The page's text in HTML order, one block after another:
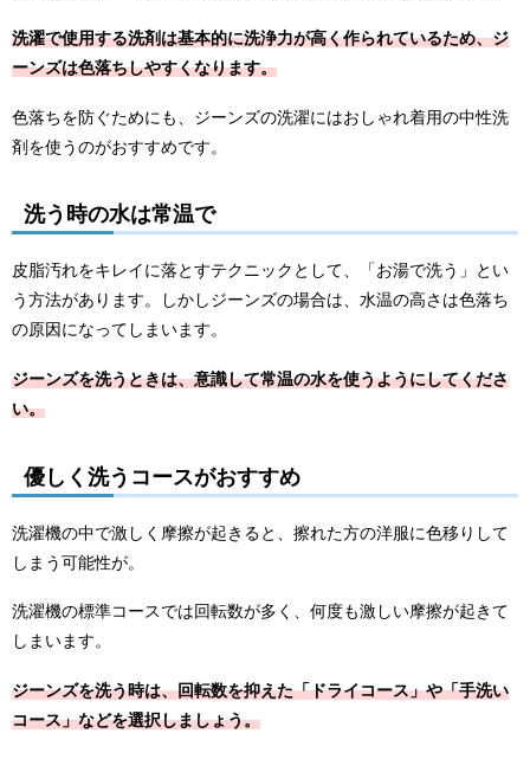
洗濯で使用する洗剤は基本的に洗浄力が高く作られているため、ジ
ーンズは色落ちしやすくなります。
色落ちを防ぐためにも、ジーンズの洗濯にはおしゃれ着用の中性洗
剤を使うのがおすすめです。
洗う時の水は常温で
皮脂汚れをキレイに落とすテクニックとして、「お湯で洗う」とい
う方法があります。しかしジーンズの場合は、水温の高さは色落ち
の原因になってしまいます。
ジーンズを洗うときは、意識して常温の水を使うようにしてくださ
い。
優しく洗うコースがおすすめ
洗濯機の中で激しく摩擦が起きると、擦れた方の洋服に色移りして
しまう可能性が。
洗濯機の標準コースでは回転数が多く、何度も激しい摩擦が起きて
しまいます。
ジーンズを洗う時は、回転数を抑えた「ドライコース」や「手洗い
コース」などを選択しましょう。